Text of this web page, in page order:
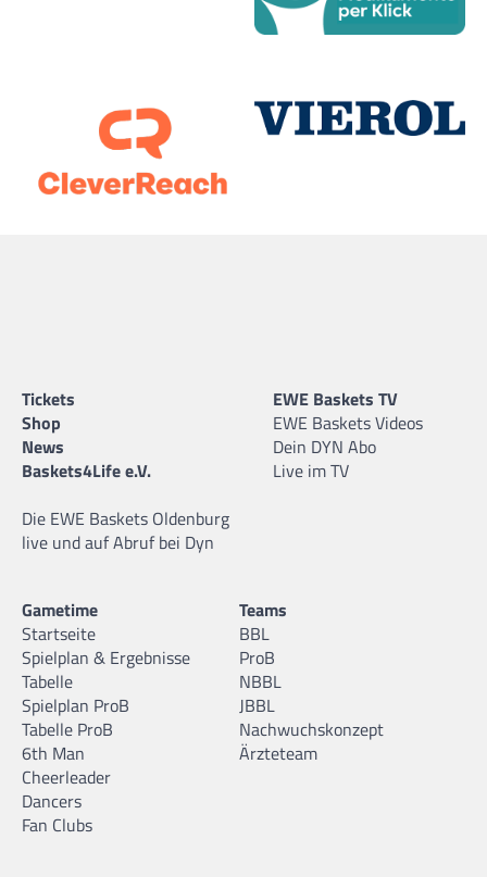
Tickets
Shop
News
Baskets4Life e.V.
Die EWE Baskets Oldenburg
live und auf Abruf bei Dyn
EWE Baskets TV
EWE Baskets Videos
Dein DYN Abo
Live im TV
Gametime
Startseite
Spielplan & Ergebnisse
Tabelle
Spielplan ProB
Tabelle ProB
6th Man
Cheerleader
Dancers
Fan Clubs
Teams
BBL
ProB
NBBL
JBBL
Nachwuchskonzept
Ärzteteam